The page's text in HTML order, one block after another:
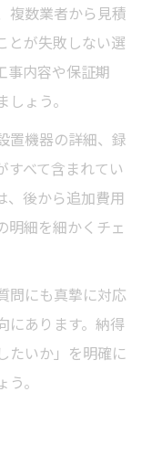
複数業者から見積
とが失敗しない選
事内容や保証期
ょう。
置機器の詳細、録
すべて含まれてい
、後から追加費用
明細を細かくチェ
問にも真摯に対応
にあります。納得
たいか」を明確に
。